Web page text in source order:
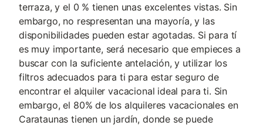
terraza, y el 0 % tienen unas excelentes vistas. Sin
embargo, no respresentan una mayoría, y las
disponibilidades pueden estar agotadas. Si para tí
es muy importante, será necesario que empieces a
buscar con la suficiente antelación, y utilizar los
filtros adecuados para ti para estar seguro de
encontrar el alquiler vacacional ideal para ti. Sin
embargo, el 80% de los alquileres vacacionales en
Carataunas tienen un jardín, donde se puede